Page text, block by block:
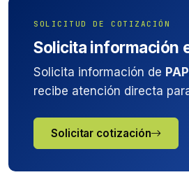
SOLICITUD DE COTIZACIÓN
Solicita información
Solicita información de
recibe atención directa
Solicitar cotización